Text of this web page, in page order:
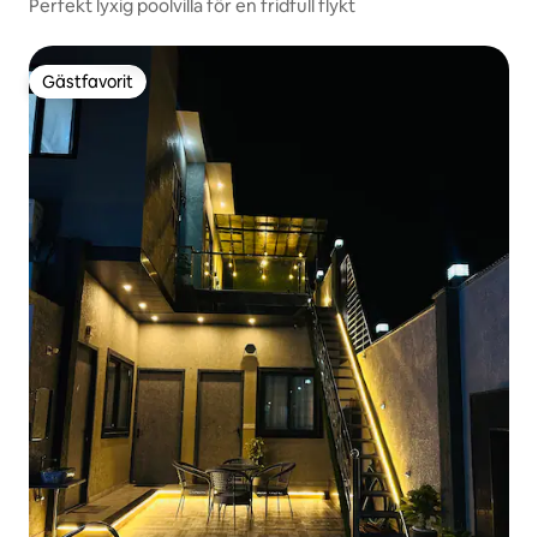
Perfekt lyxig poolvilla för en fridfull flykt
Gästfavorit
Gästfavorit